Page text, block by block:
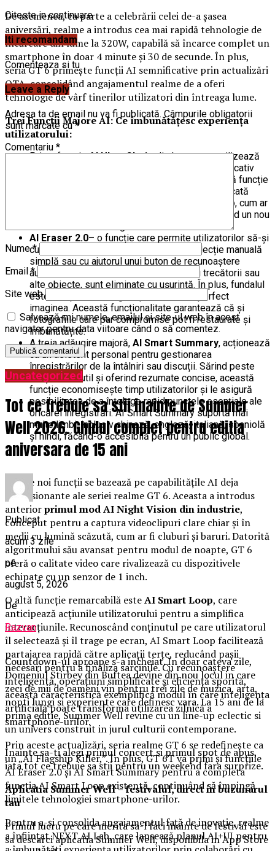
De asemenea, ca parte a celebrării celei de-a șasea
aniversări, realme a introdus cea mai rapidă tehnologie de
încărcare din lume la 320W, capabilă să încarce complet un
smartphone în doar 4 minute și 30 de secunde. În plus,
seria GT 6 primește funcții AI semnificative prin actualizări
OTA, consolidând angajamentul realme de a oferi
tehnologie de vârf tinerilor utilizatori din întreaga lume.
Trei Funcții Majore AI: Ce îmbunătățesc experiența
utilizatorului:
Prima funcțieAI Ultra Claritydin lume, care utilizează
modele AI avansate pentru a îmbunătăți semnificativ
rezoluția și claritatea imaginilor neclare. Această funcție
este deosebit de impresionantă când este aplicată
fotografiilor realizate cu obiectivul ultra-telefoto, cum ar
fi cele de la concerte sau piese de teatru, oferind un nou
AI Eraser 2.0– o funcție care permite utilizatorilor să-și
curețe fotografiile fără efort. Printr-o selecție manuală
simplă sau cu ajutorul unui buton de recunoaștere
automată, elementele nedorite, cum ar fi trecătorii sau
alte obiecte, sunt eliminate cu ușurință. În plus, fundalul
este completat inteligent pentru a reda perfect
imaginea. Această funcționalitate garantează că și
fotografiile care par compromise pot fi restaurate și
îmbunătățite.
A treia adăugire majoră, AI Smart Summary, acționează
ca un asistent personal pentru gestionarea
înregistrărilor de la întâlniri sau discuții. Sărind peste
conținutul inutil și oferind rezumate concise, această
funcție economisește timp utilizatorilor și le asigură
posibilitatea de a înțelege rapid punctele esențiale ale
oricărei înregistrări. AI Smart Summary suportă mai
multe limbi, inclusiv chineză, engleză, italiană, spaniolă
și hindi, făcând-o accesibilă pentru un public global.
Aceste noi funcții se bazează pe capabilitățile AI deja
impresionante ale seriei realme GT 6. Aceasta a introdus
anteriorprimul mod AI Night Vision din industrie,
conceput pentru a captura videoclipuri clare chiar și în
medii cu lumină scăzută, cum ar fi cluburi și baruri. Datorită
algoritmului său avansat pentru modul de noapte, GT 6
oferă o calitate video care rivalizează cu dispozitivele
echipate cu un senzor de 1 inch.
O altă funcție remarcabilă esteAI Smart Loop, care
anticipează acțiunile utilizatorului pentru a simplifica
interacțiunile. Recunoscând conținutul pe care utilizatorul
îl selectează și îl trage pe ecran, AI Smart Loop facilitează
partajarea rapidă către aplicații terțe, reducând pașii
necesari pentru a finaliza sarcinile. Cu recunoaștere
inteligentă, operațiuni simplificate și eficiență sporită,
această caracteristică exemplifică modul în care inteligența
artificială poate transforma utilizarea zilnică a
smartphone-urilor.
Prin aceste actualizări, seria realme GT 6 se redefinește ca
un „AI Flagship Killer,”. În plus, GT 6T va primi și funcțiile
AI Eraser 2.0 și AI Smart Summary pentru a completa
funcția AI Smart Loop existentă, continuând să împingă
limitele tehnologiei smartphone-urilor.
Pentru a-și consolida angajamentul față de inovație, realme
a înființat NEXT AI Lab, care lansează planul AI+UI pentru
Citeste in continuare
Iti recomandam
Comenteaza si tu
Leave a Reply
Adresa ta de email nu va fi publicată. Câmpurile obligatorii
sunt marcate cu*
Comentariu *
Nume*
Email*
Site web
Salvează-mi numele, emailul și site-ul web în acest
navigator pentru data viitoare când o să comentez.
Uncategorized
Tot ce trebuie sa stii inainte de Summer
Well 2026. Ghidul complet pentru editia
aniversara de 15 ani
Publicat
acum 3 zile
pe
august 5, 2026
De
Razvan
Countdown-ul aproape s-a incheiat. In doar cateva zile,
Domeniul Stirbey din Buftea devine din nou locul in care
zeci de mii de oameni vin pentru trei zile de muzica, arta,
nopti lungi si experiente care definesc vara. La 15 ani de la
prima editie, Summer Well revine cu un line-up eclectic si
un univers construit in jurul culturii contemporane.
Inainte sa-ti alegi primul concert si primul spot de apus,
iata tot ce trebuie sa stii pentru un weekend fara surprize.
Aplicatia Summer Well– festivalul, direct in buzunarul
tau
Primul lucru pe care merita sa-l faci inainte de festival este
sa descarci aplicatia Summer Well, disponibila in App Store